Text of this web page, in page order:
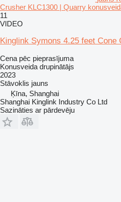
Crusher KLC1300 | Quarry
11
VIDEO
Kinglink Symons 4.25 feet Cone
Cena pēc pieprasījuma
Konusveida drupinātājs
2023
Stāvoklis jauns
Ķīna, Shanghai
Shanghai Kinglink Industry Co Ltd
Sazināties ar pārdevēju